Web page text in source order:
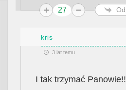
27
kris
3 lat temu
I tak trzymać